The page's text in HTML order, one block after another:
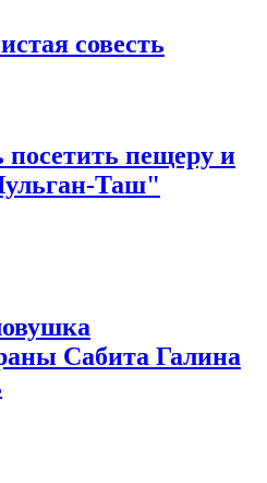
совесть
посетить пещеру и
Таш"
Сабита Галина